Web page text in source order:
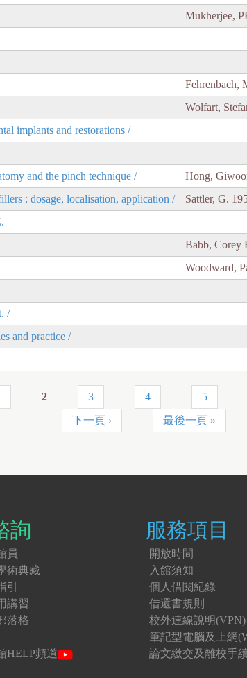
Mukherjee,
Fehrenbach,
Wolfart,
implants and restorations /
and the pinch technique /
Hong,
: dosage, localisation, application /
Sattler, G.
Babb, Corey
Woodward,
/
and practice /
2 3 4 5
下一頁 ›
最後一頁 »
詢
員
術典藏
引
講習
落格
HELP頻道
服務項目
開放時間
入館須知
個人借閱紀錄
借還書規則
校外連線說明(VPN)
筆記型電腦及上網
論文繳交及離校手